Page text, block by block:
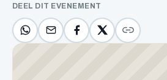
DEEL DIT EVENEMENT